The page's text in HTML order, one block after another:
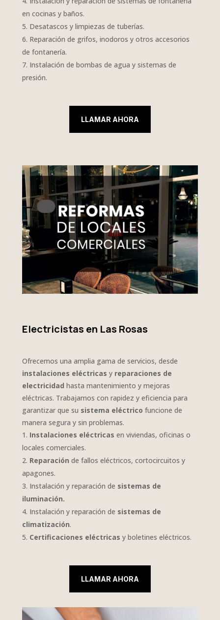
en cocinas y baños.
Desatascos y limpiezas de tuberías.
Reparación de grifos, inodoros y otros accesorios
de fontanería.
Instalación de bombas de agua y sistemas de
presión.
LLAMAR AHORA
Electricistas en Las Rosas
Ofrecemos una amplia gama de servicios, desde
instalaciones eléctricas y reparaciones de
electricidad hasta mantenimiento y mejoras
eléctricas. Trabajamos con rapidez y eficiencia para
garantizar que su sistema eléctrico funcione de
manera segura y sin problemas.
Instalaciones eléctricas en viviendas, oficinas o
locales comerciales.
Reparación de fallos eléctricos, cortocircuitos y
apagones.
Instalación y reparación de sistemas de
iluminación.
Instalación y reparación de sistemas de
climatización.
Certificaciones eléctricas y boletines eléctricos.
LLAMAR AHORA